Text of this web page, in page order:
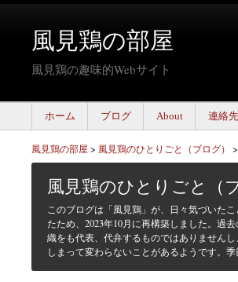
風見鶏の部屋
風見鶏の趣味的Webサイト
ホーム ブログ About 連絡先
風見鶏の部屋 > 風見鶏のひとりごと（ブログ） >
風見鶏のひとりごと（
このブログは「風見鶏」が、日々気づいた
たため、2023年10月に再構築しました。過去
織をも代表、代弁するものではありません
しまって変わらないことがあるようです。